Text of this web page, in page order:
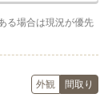
る場合は現況が優先
外観 間取り